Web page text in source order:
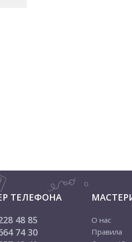
ТЕЛЕФОНА
48 85
74 30
О нас
Правила